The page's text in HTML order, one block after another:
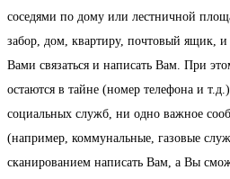
соседями по дому или лестничной
забор, дом, квартиру, почтовый ящик,
Вами связаться и написать Вам. При
остаются в тайне (номер телефона и
социальных служб, ни одно важное
(например, коммунальные, газовые
сканированием написать Вам, а Вы